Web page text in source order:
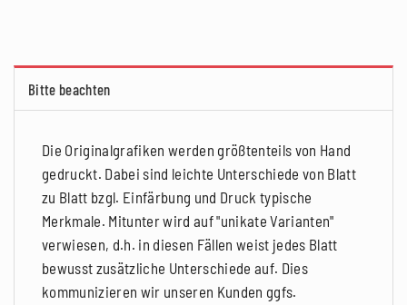
Bitte beachten
Die Originalgrafiken werden größtenteils von Hand
gedruckt. Dabei sind leichte Unterschiede von Blatt
zu Blatt bzgl. Einfärbung und Druck typische
Merkmale. Mitunter wird auf "unikate Varianten"
verwiesen, d.h. in diesen Fällen weist jedes Blatt
bewusst zusätzliche Unterschiede auf. Dies
kommunizieren wir unseren Kunden ggfs.